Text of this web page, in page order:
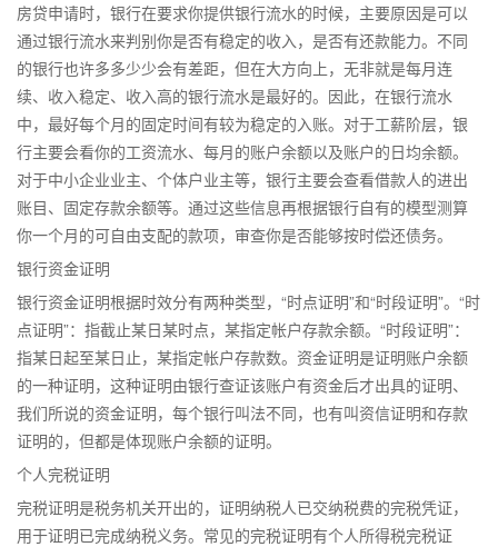
房贷申请时，银行在要求你提供银行流水的时候，主要原因是可以
通过银行流水来判别你是否有稳定的收入，是否有还款能力。不同
的银行也许多多少少会有差距，但在大方向上，无非就是每月连
续、收入稳定、收入高的银行流水是最好的。因此，在银行流水
中，最好每个月的固定时间有较为稳定的入账。对于工薪阶层，银
行主要会看你的工资流水、每月的账户余额以及账户的日均余额。
对于中小企业业主、个体户业主等，银行主要会查看借款人的进出
账目、固定存款余额等。通过这些信息再根据银行自有的模型测算
你一个月的可自由支配的款项，审查你是否能够按时偿还债务。
银行资金证明
银行资金证明根据时效分有两种类型，“时点证明”和“时段证明”。“时
点证明”：指截止某日某时点，某指定帐户存款余额。“时段证明”：
指某日起至某日止，某指定帐户存款数。资金证明是证明账户余额
的一种证明，这种证明由银行查证该账户有资金后才出具的证明、
我们所说的资金证明，每个银行叫法不同，也有叫资信证明和存款
证明的，但都是体现账户余额的证明。
个人完税证明
完税证明是税务机关开出的，证明纳税人已交纳税费的完税凭证，
用于证明已完成纳税义务。常见的完税证明有个人所得税完税证